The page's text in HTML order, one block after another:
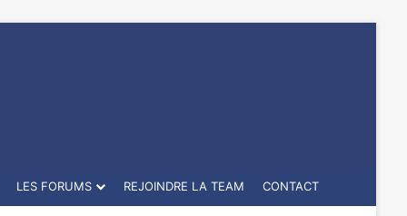
LES FORUMS REJOINDRE LA TEAM CONTACT